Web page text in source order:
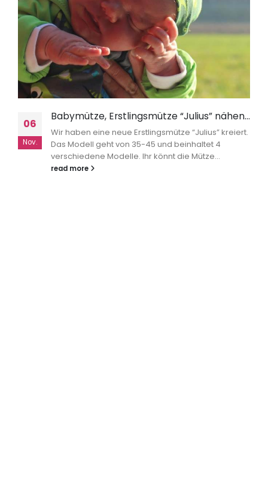
06
Nov.
Babymütze, Erstlingsmütze “Julius” nähen…
Wir haben eine neue Erstlingsmütze “Julius” kreiert.
Das Modell geht von 35-45 und beinhaltet 4
verschiedene Modelle. Ihr könnt die Mütze...
read more